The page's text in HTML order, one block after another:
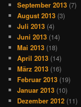
September 2013 (7)
August 2013 (3)
Juli 2013 (4)
Juni 2013 (14)
Mai 2013 (18)
April 2013 (14)
März 2013 (16)
Februar 2013 (19)
Januar 2013 (10)
Dezember 2012 (11)